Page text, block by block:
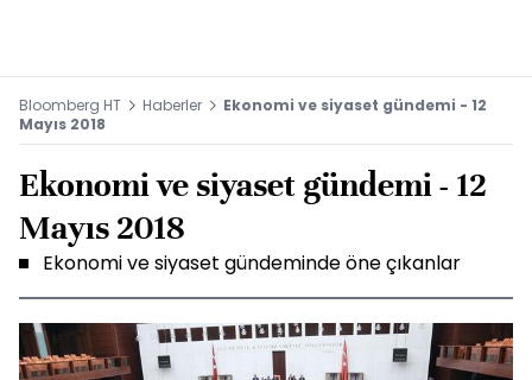
Bloomberg HT Haberler
Ekonomi ve siyaset gündemi - 12
Mayıs 2018
Ekonomi ve siyaset gündemi - 12
Mayıs 2018
Ekonomi ve siyaset gündeminde öne çıkanlar